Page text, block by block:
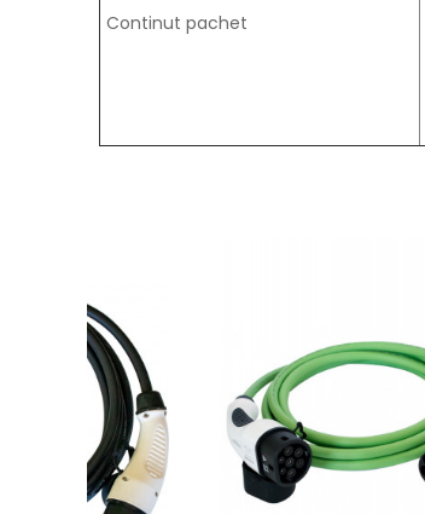
Continut pachet